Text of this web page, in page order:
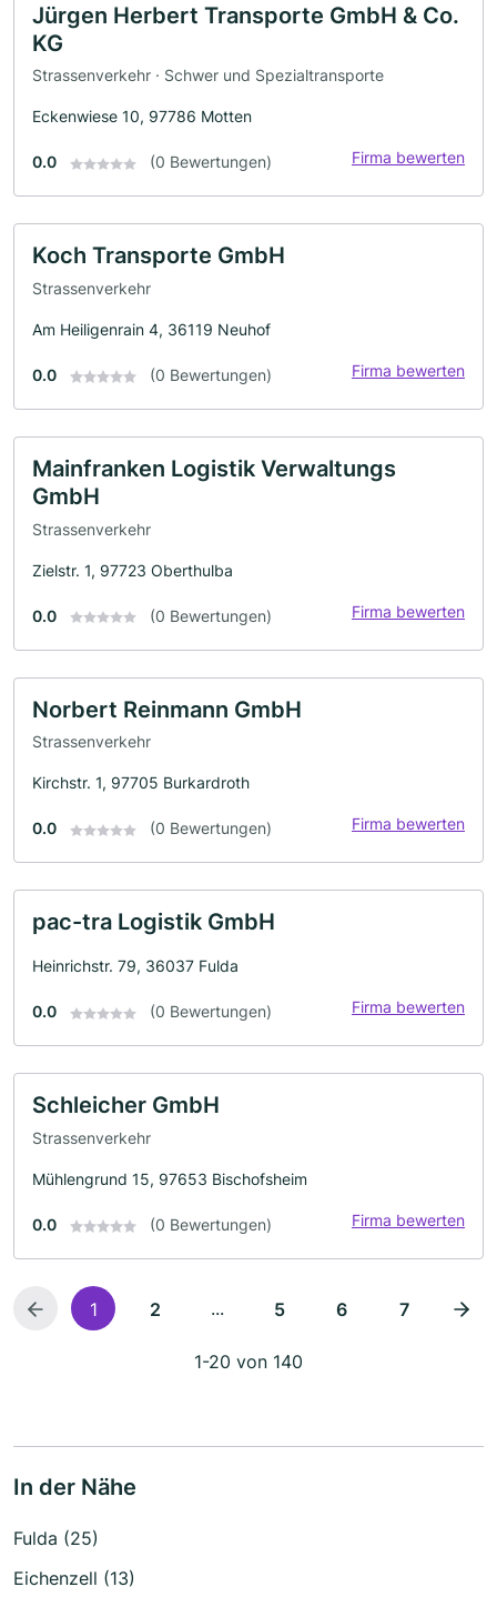
Jürgen Herbert Transporte GmbH & Co.
KG
Strassenverkehr · Schwer und Spezialtransporte
Eckenwiese 10, 97786 Motten
0.0 (0 Bewertungen) Firma bewerten
Koch Transporte GmbH
Strassenverkehr
Am Heiligenrain 4, 36119 Neuhof
0.0 (0 Bewertungen) Firma bewerten
Mainfranken Logistik Verwaltungs
GmbH
Strassenverkehr
Zielstr. 1, 97723 Oberthulba
0.0 (0 Bewertungen) Firma bewerten
Norbert Reinmann GmbH
Strassenverkehr
Kirchstr. 1, 97705 Burkardroth
0.0 (0 Bewertungen) Firma bewerten
pac-tra Logistik GmbH
Heinrichstr. 79, 36037 Fulda
0.0 (0 Bewertungen) Firma bewerten
Schleicher GmbH
Strassenverkehr
Mühlengrund 15, 97653 Bischofsheim
0.0 (0 Bewertungen) Firma bewerten
1 2 ... 5 6 7
1-20 von 140
In der Nähe
Fulda (25)
Eichenzell (13)